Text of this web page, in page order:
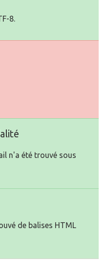
8.
n'a été trouvé sous
de balises HTML